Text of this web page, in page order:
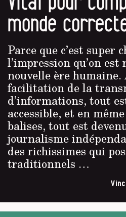
monde
Parce que c’est super
l’impression qu’on
nouvelle ère humaine.
facilitation de la
d’informations, tout
accessible, et en
balises, tout est
journalisme
des richissimes qui
traditionnels …